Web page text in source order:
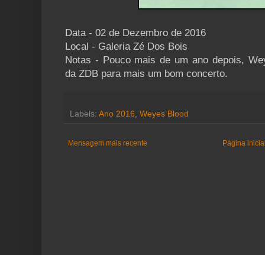
Data - 02 de Dezembro de 2016
Local - Galeria Zé Dos Bois
Notas - Pouco mais de um ano depois,
da ZDB para mais um bom concerto.
Labels: Ano 2016, Weyes Blood
Mensagem mais recente Página